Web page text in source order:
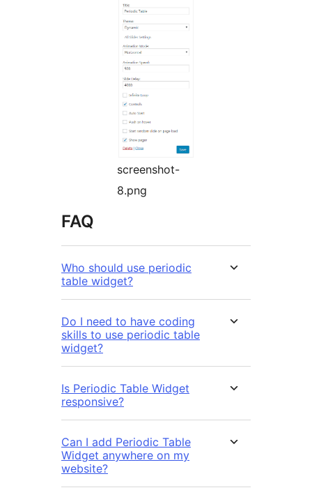
screenshot-
8.png
FAQ
Who should use periodic
table widget?
Do I need to have coding
skills to use periodic table
widget?
Is Periodic Table Widget
responsive?
Can I add Periodic Table
Widget anywhere on my
website?